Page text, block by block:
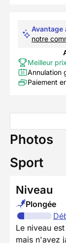
Avantage
notre
Meilleur
Annulation
Paiement
Photos
Sport
Niveau
Plongée
Le niveau
mais n'avez